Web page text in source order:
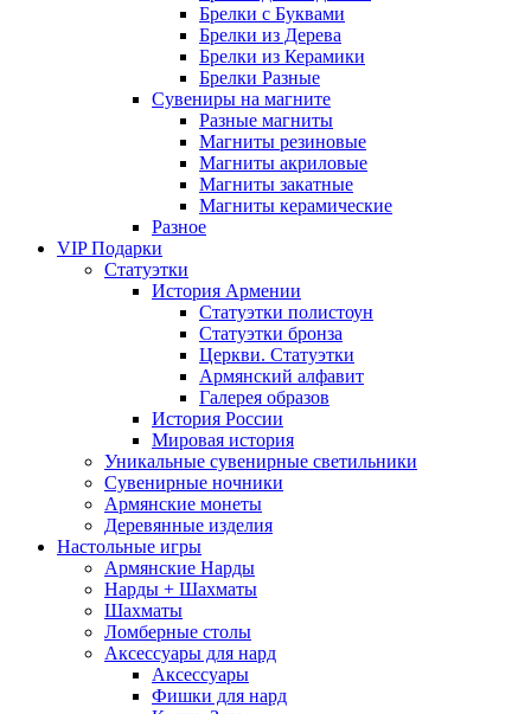
Брелки с Буквами
Брелки из Дерева
Брелки из Керамики
Брелки Разные
Сувениры на магните
Разные магниты
Магниты резиновые
Магниты акриловые
Магниты закатные
Магниты керамические
Разное
VIP Подарки
Статуэтки
История Армении
Статуэтки полистоун
Статуэтки бронза
Церкви. Статуэтки
Армянский алфавит
Галерея образов
История России
Мировая история
Уникальные сувенирные светильники
Сувенирные ночники
Армянские монеты
Деревянные изделия
Настольные игры
Армянские Нарды
Нарды + Шахматы
Шахматы
Ломберные столы
Аксессуары для нард
Аксессуары
Фишки для нард